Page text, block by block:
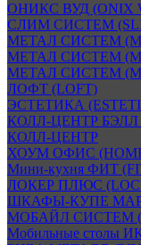
ОНИКС ВУД (ONIX
СЛИМ СИСТЕМ
МЕТАЛ СИСТЕМ
МЕТАЛ СИСТЕМ
МЕТАЛ СИСТЕМ
ЛОФТ (LOFT)
ЭСТЕТИКА
КОЛЛ-ЦЕНТР БЭЛЛ
КОЛЛ-ЦЕНТР
ХОУМ ОФИС
Мини-кухня ФИТ
ЛОКЕР ПЛЮС
ШКАФЫ-КУПЕ
МОБАЙЛ СИСТЕМ
Мобильные столы